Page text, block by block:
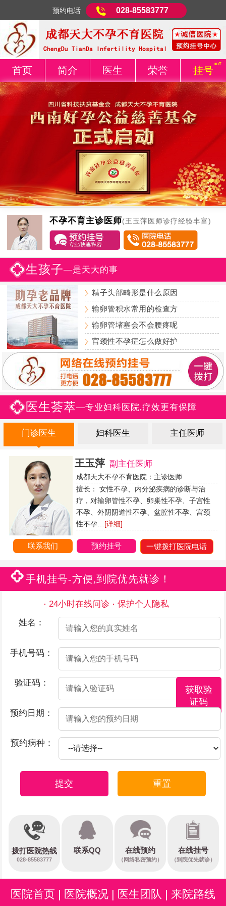
预约电话 028-85583777
首页 简介 医生 荣誉 挂号
不孕不育主诊医师(王玉萍医师诊疗经验丰富)
生孩子—是天大的事
精子头部畸形是什么原因
输卵管积水常用的检查方
输卵管堵塞会不会腰疼呢
宫颈性不孕症怎么做好护
医生荟萃—专业妇科医院,疗效更有保障
门诊医生 妇科医生 主任医师
王玉萍 副主任医师
成都天大不孕不育医院：主诊医师
擅长： 女性不孕、内分泌疾病的诊断与治
疗，对输卵管性不孕、卵巢性不孕、子宫性
不孕、外阴阴道性不孕、盆腔性不孕、宫颈
性不孕… [详细]
联系我们 预约挂号 一键拨打医院电话
手机挂号-方便,到院优先就诊！
24小时在线问诊
保护个人隐私
姓名：
手机号码：
验证码：
获取验
证码
预约日期：
预约病种：
提交 重置
拨打医院热线
028-85583777
联系QQ 在线预约
（网络私密预约）
在线挂号
（到院优先就诊）
医院首页 | 医院概况 | 医生团队 | 来院路线